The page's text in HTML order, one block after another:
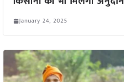
January 24, 2025